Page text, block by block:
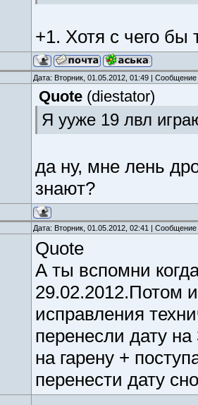
+1. Хотя с чего бы
Дата: Вторник, 01.05.2012, 01:49 |
Quote (diestator)
Я ууже 19 лвл
да ну, мне лень
знают?
Дата: Вторник, 01.05.2012, 02:41 |
Quote
А ты вспомни
29.02.2012.Потом
исправления
перенесли дату
на гарену +
перенести дату